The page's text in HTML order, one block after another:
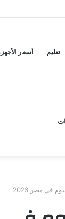
تعليم أسعار
في مصر 2026